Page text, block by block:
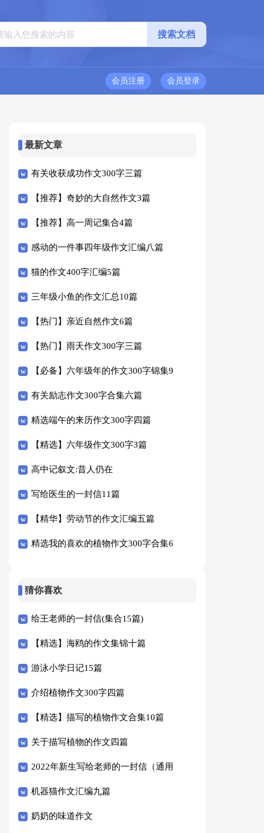
会员登录
会员注册
最新文章
有关收获成功作文300字三篇
【推荐】奇妙的大自然作文3篇
【推荐】高一周记集合4篇
感动的一件事四年级作文汇编八篇
猫的作文400字汇编5篇
三年级小鱼的作文汇总10篇
【热门】亲近自然作文6篇
【热门】雨天作文300字三篇
【必备】六年级年的作文300字锦集9
篇
有关励志作文300字合集六篇
精选端午的来历作文300字四篇
【精选】六年级作文300字3篇
高中记叙文:昔人仍在
写给医生的一封信11篇
【精华】劳动节的作文汇编五篇
精选我的喜欢的植物作文300字合集6
猜你喜欢
给王老师的一封信(集合15篇)
【精选】海鸥的作文集锦十篇
游泳小学日记15篇
介绍植物作文300字四篇
【精选】描写的植物作文合集10篇
关于描写植物的作文四篇
2022年新生写给老师的一封信（通用
8篇）
机器猫作文汇编九篇
奶奶的味道作文